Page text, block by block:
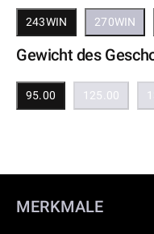
243WIN 270WIN
Gewicht des
95.00 125.00
MERKMALE